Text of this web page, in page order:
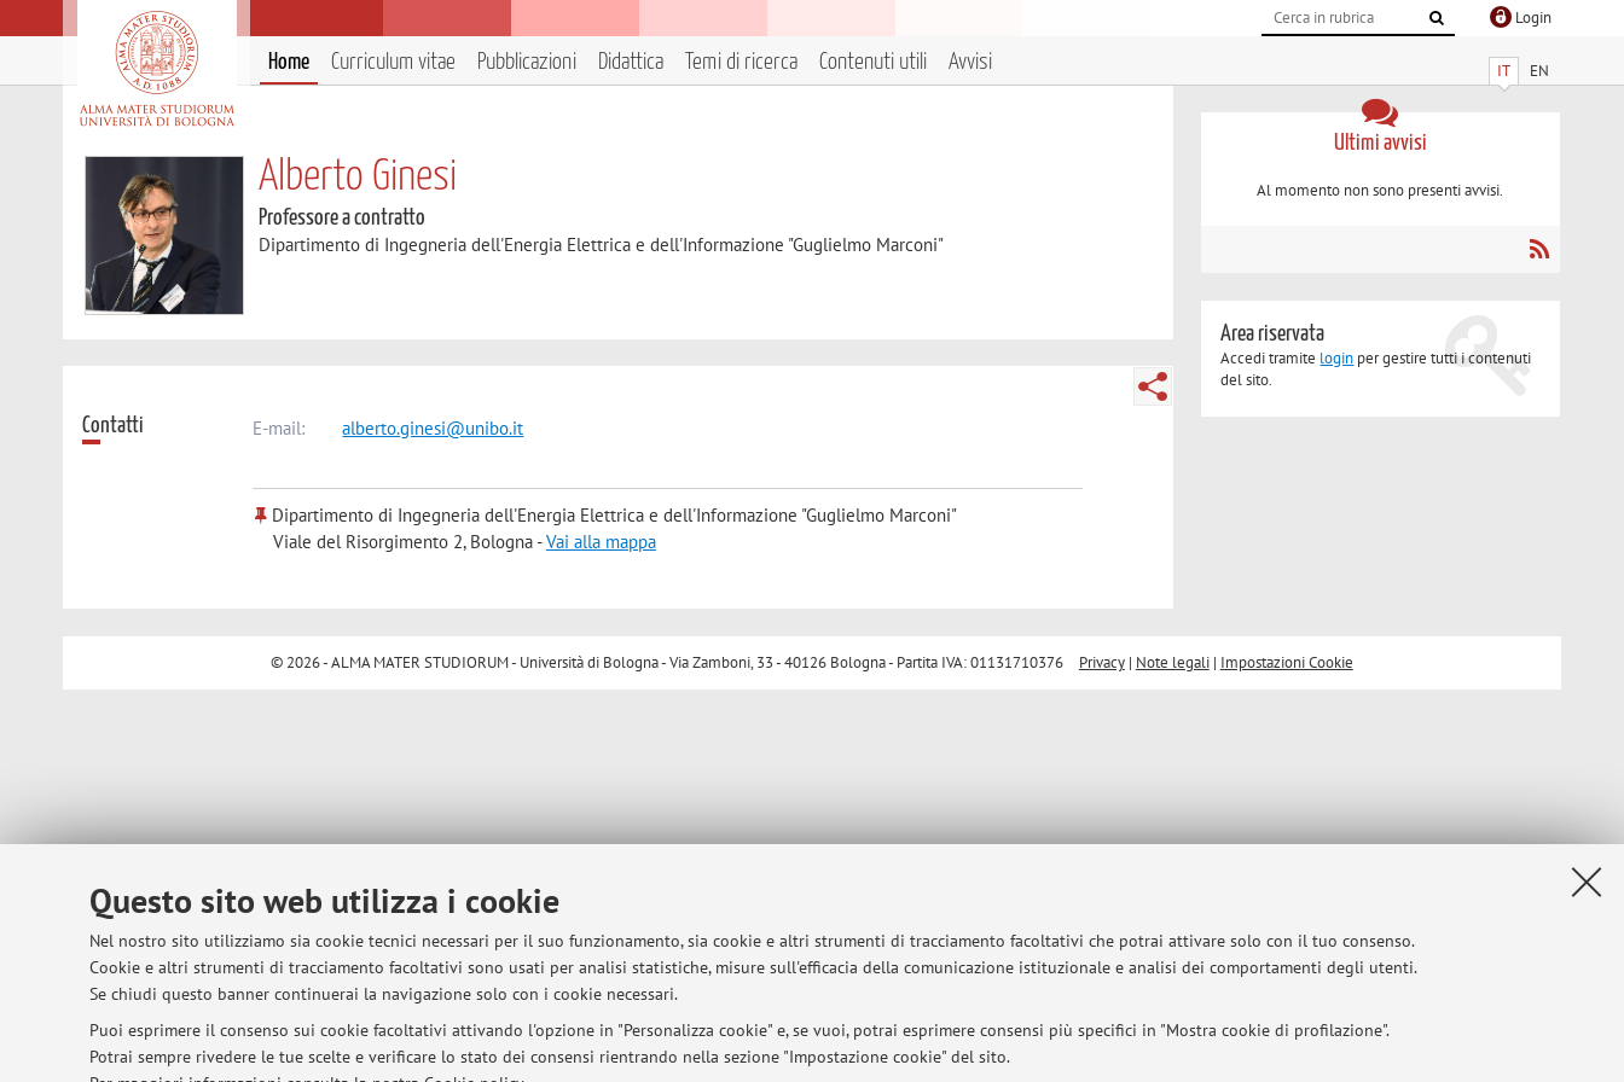
Questo sito web utilizza i cookie
Nel nostro sito utilizziamo sia cookie tecnici necessari per il suo funzionamento, sia cookie e altri strumenti di tracciamento facoltativi che potrai attivare solo con il tuo consenso.
Cookie e altri strumenti di tracciamento facoltativi sono usati per analisi statistiche, misure sull'efficacia della comunicazione istituzionale e analisi dei comportamenti degli utenti.
Se chiudi questo banner continuerai la navigazione solo con i cookie necessari.
Puoi esprimere il consenso sui cookie facoltativi attivando l'opzione in "Personalizza cookie" e, se vuoi, potrai esprimere consensi più specifici in "Mostra cookie di profilazione".
Potrai sempre rivedere le tue scelte e verificare lo stato dei consensi rientrando nella sezione "Impostazione cookie" del sito.
Login
IT EN
Home Curriculum vitae Pubblicazioni Didattica Temi di ricerca Contenuti utili Avvisi
Alberto Ginesi
Professore a contratto
Dipartimento di Ingegneria dell'Energia Elettrica e dell'Informazione "Guglielmo Marconi"
Contatti E-mail: alberto.ginesi@unibo.it
Dipartimento di Ingegneria dell'Energia Elettrica e dell'Informazione "Guglielmo Marconi"
Viale del Risorgimento 2, Bologna -Vai alla mappa
Ultimi avvisi
Al momento non sono presenti avvisi.
Area riservata
Accedi tramite login per gestire tutti i contenuti
del sito.
© 2026 - ALMA MATER STUDIORUM - Università di Bologna - Via Zamboni, 33 - 40126 Bologna - Partita IVA: 01131710376 Privacy| Note legali| Impostazioni Cookie